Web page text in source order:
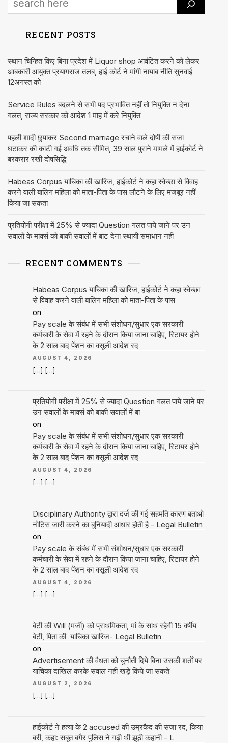
RECENT POSTS
स्थान चिन्हित किए बिना प्रदेश में Liquor shop आवंटित करने को लेकर
आबकारी आयुक्त प्रयागराज तलब, हाई कोर्ट ने मांगी नायाब नीति सुनवाई
12अगस्त को
Service Rules बदलने से सभी पद प्रभावित नहीं तो नियुक्ति न देना
गलत, राज्य सरकार को आदेश 1 माह में करे नियुक्ति
पहली शादी छुपाकर Second marriage रचाने वाले दोषी की सजा
घटाकर की काटी गई अवधि तक सीमित, 39 साल पुराने मामले में हाईकोर्ट ने
बरकरार रखी दोषसिद्धि
Habeas Corpus याचिका की खारिज, हाईकोर्ट ने कहा स्वेच्छा से विवाह
करने वाली बालिग महिला को माता-पिता के पास लौटने के लिए मजबूर नहीं
किया जा सकता
प्रतियोगी परीक्षा में 25% से ज्यादा Question गलत पाये जाने पर उन
सवालों के मार्क्स को बाकी सवालों में बांट देना स्थायी समाधान नहीं
RECENT COMMENTS
Habeas Corpus याचिका की खारिज, हाईकोर्ट ने कहा स्वेच्छा
से विवाह करने वाली बालिग महिला को माता-पिता के पास
on
Pay scale के संबंध में सभी संशोधन/सुधार एक सरकारी
कर्मचारी के सेवा में रहने के दौरान किया जाना चाहिए, रिटायर होने
के 2 साल बाद पेंशन का वसूली आदेश रद
AUGUST 4, 2026
[…] […]
प्रतियोगी परीक्षा में 25% से ज्यादा Question गलत पाये जाने पर
उन सवालों के मार्क्स को बाकी सवालों में बां
on
Pay scale के संबंध में सभी संशोधन/सुधार एक सरकारी
कर्मचारी के सेवा में रहने के दौरान किया जाना चाहिए, रिटायर होने
के 2 साल बाद पेंशन का वसूली आदेश रद
AUGUST 4, 2026
[…] […]
Disciplinary Authority द्वारा दर्ज की गई सहमति कारण बताओ
नोटिस जारी करने का बुनियादी आधार होती है - Legal Bulletin
on
Pay scale के संबंध में सभी संशोधन/सुधार एक सरकारी
कर्मचारी के सेवा में रहने के दौरान किया जाना चाहिए, रिटायर होने
के 2 साल बाद पेंशन का वसूली आदेश रद
AUGUST 4, 2026
[…] […]
बेटी की Will (मर्जी) को प्राथमिकता, मां के साथ रहेगी 15 वर्षीय
बेटी, पिता की याचिका खारिज- Legal Bulletin
on
Advertisement की वैधता को चुनौती दिये बिना उसकी शर्तों पर
याचिका दाखिल करके सवाल नहीं खड़े किये जा सकते
AUGUST 2, 2026
[…] […]
हाईकोर्ट ने हत्या के 2 accused की उम्रकैद की सजा रद, किया
बरी, कहा: सबूत बगैर पुलिस ने गढ़ी थी झूठी कहानी - L